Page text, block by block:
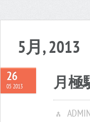
5月, 2013
26
05 2013 月極